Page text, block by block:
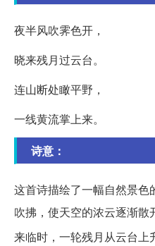
夜半风吹霁色开，
晓来残月过云台。
连山断处瞰平野，
一线黄流掌上来。
诗意：
这首诗描绘了一幅自然景
吹拂，使天空的浓云逐渐
来临时，一轮残月从云台上